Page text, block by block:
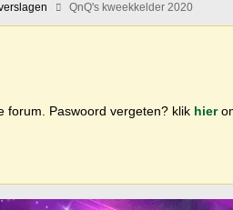
QnQ's kweekkelder 2020
Paswoord vergeten? klik hier